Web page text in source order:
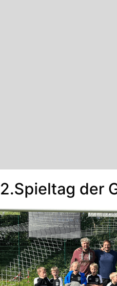
2.Spieltag der